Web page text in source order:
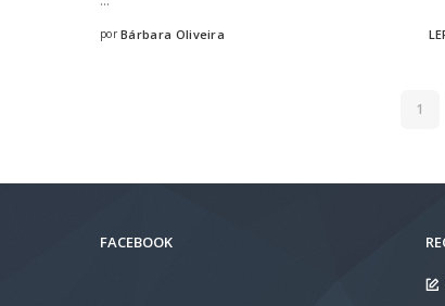
Posted
por Bárbara Oliveira
1
FACEBOOK